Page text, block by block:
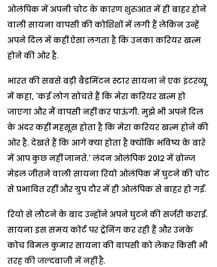
ओलंपिक में अपनी चोट के कारण शुरुआत में ही बाहर होने
वाली सायना वापसी की कोशिशों में लगी हैं लेकिन उन्हें
अपने दिल में कहीं ऐसा लगता है कि उनका करियर खत्म
होने की ओर है.
भारत की सबसे बड़ी बैडमिंटन स्टार सायना ने एक इंटरव्यू
में कहा, 'कई लोग सोचते हैं कि मेरा करियर खत्म हो
जाएगा और मैं वापसी नहीं कर पाऊंगी. मुझे भी अपने दिल
के अंदर कहीं महसूस होता है कि मेरा करियर खत्म होने की
ओर है. देखते हैं कि आगे क्या होता है क्योंकि भविष्य के बारे
में आप कुछ नहीं जानते.' लंदन ओलंपिक 2012 में ब्रोन्ज
मेडल जीतने वाली सायना रियो ओलंपिक में घुटने की चोट
से प्रभावित रहीं और ग्रुप दौर में ही ओलंपिक से बाहर हो गईं.
रियो से लौटने के बाद उन्होंने अपने घुटने की सर्जरी कराई.
सायना इस समय कोर्ट पर ट्र्रेनिंग कर रही हैं और उनके
कोच विमल कुमार सायना की वापसी को लेकर किसी भी
तरह की जल्दबाजी में नहीं है.